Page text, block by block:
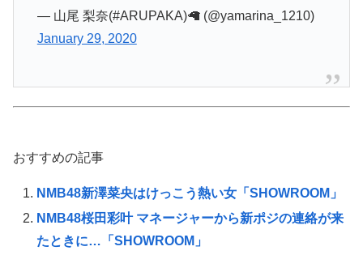
— 山尾 梨奈(#ARUPAKA)🦙 (@yamarina_1210)
January 29, 2020
おすすめの記事
NMB48新澤菜央はけっこう熱い女「SHOWROOM」
NMB48桜田彩叶 マネージャーから新ポジの連絡が来
たときに…「SHOWROOM」